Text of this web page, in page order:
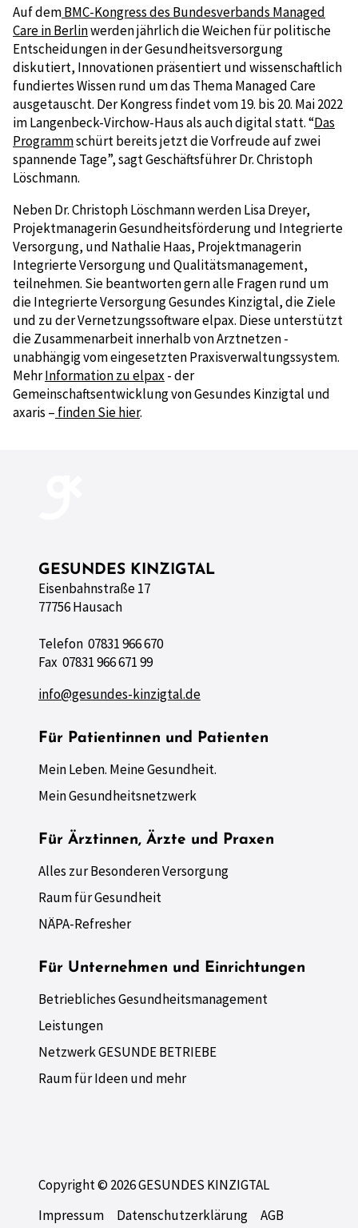
Auf demBMC-Kongress des Bundesverbands Managed
Care in Berlinwerden jährlich die Weichen für politische
Entscheidungen in der Gesundheitsversorgung
diskutiert, Innovationen präsentiert und wissenschaftlich
fundiertes Wissen rund um das Thema Managed Care
ausgetauscht. Der Kongress findet vom 19. bis 20. Mai 2022
im Langenbeck-Virchow-Haus als auch digital statt. “Das
Programmschürt bereits jetzt die Vorfreude auf zwei
spannende Tage”, sagt Geschäftsführer Dr. Christoph
Löschmann.
Neben Dr. Christoph Löschmann werden Lisa Dreyer,
Projektmanagerin Gesundheitsförderung und Integrierte
Versorgung, und Nathalie Haas, Projektmanagerin
Integrierte Versorgung und Qualitätsmanagement,
teilnehmen. Sie beantworten gern alle Fragen rund um
die Integrierte Versorgung Gesundes Kinzigtal, die Ziele
und zu der Vernetzungssoftware elpax. Diese unterstützt
die Zusammenarbeit innerhalb von Arztnetzen -
unabhängig vom eingesetzten Praxisverwaltungssystem.
MehrInformation zu elpax - der
Gemeinschaftsentwicklung von Gesundes Kinzigtal und
axaris – finden Sie hier.
GESUNDES KINZIGTAL
Eisenbahnstraße 17
77756 Hausach
Telefon 07831 966 670
Fax 07831 966 671 99
info@gesundes-kinzigtal.de
Für Patientinnen und Patienten
Mein Leben. Meine Gesundheit.
Mein Gesundheitsnetzwerk
Für Ärztinnen, Ärzte und Praxen
Alles zur Besonderen Versorgung
Raum für Gesundheit
NÄPA-Refresher
Für Unternehmen und Einrichtungen
Betriebliches Gesundheitsmanagement
Leistungen
Netzwerk GESUNDE BETRIEBE
Raum für Ideen und mehr
Copyright © 2026 GESUNDES KINZIGTAL
Impressum
Datenschutzerklärung AGB